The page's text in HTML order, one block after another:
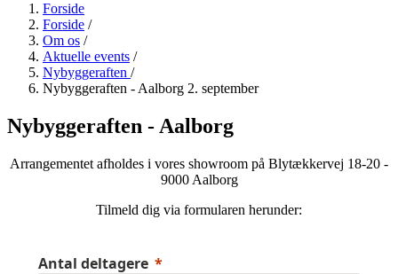
Forside
Forside /
Om os /
Aktuelle events /
Nybyggeraften /
Nybyggeraften - Aalborg 2. september
Nybyggeraften - Aalborg
Arrangementet afholdes i vores showroom på Blytækkervej 18-20 -
9000 Aalborg
Tilmeld dig via formularen herunder:
Antal deltagere